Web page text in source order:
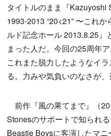
タイトルのまま『Kazuyoshi
1993-2013 “20<21” 〜これ
ルド記念ホール 2013.8.25』
まった人だ。今回の25周年
これまた脱力したようなイ
る。力みや気負いのなさが、
前作『風の果てまで』（
Stonesのサポートで知られる
Beastie Boysに客演したマ